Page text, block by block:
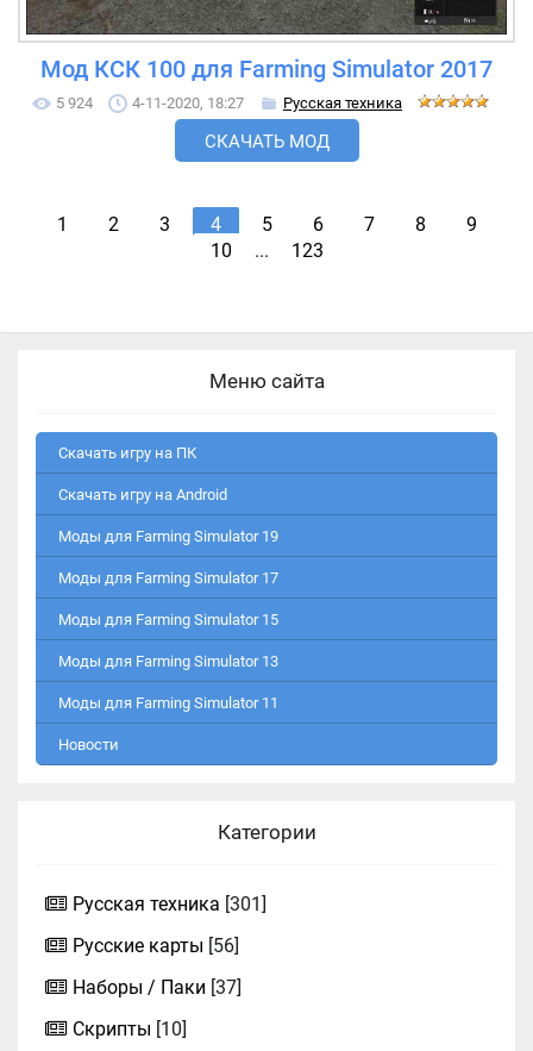
Мод КСК 100 для Farming Simulator 2017
5 924 4-11-2020, 18:27 Русская техника
СКАЧАТЬ МОД
1 2 3 4 5 6 7 8
9
10
... 123
Меню сайта
Скачать игру на ПК
Скачать игру на Android
Моды для Farming Simulator 19
Моды для Farming Simulator 17
Моды для Farming Simulator 15
Моды для Farming Simulator 13
Моды для Farming Simulator 11
Новости
Категории
Русская техника [301]
Русские карты [56]
Наборы / Паки [37]
Скрипты [10]